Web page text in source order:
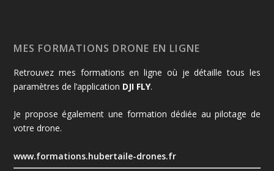
MES FORMATIONS DRONE EN LIGNE
Retrouvez mes formations en ligne où je détaille tous les
paramètres de l’application DJI FLY.
Je propose également une formation dédiée au pilotage de
votre drone.
www.formations.hubertaile-drones.fr